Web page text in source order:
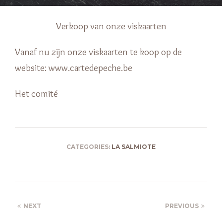
Verkoop van onze viskaarten
Vanaf nu zijn onze viskaarten te koop op de
website: www.cartedepeche.be
Het comité
CATEGORIES: LA SALMIOTE
NEXT PREVIOUS